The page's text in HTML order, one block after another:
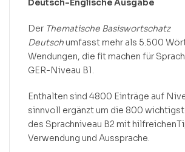
Deutsch-Englische Ausgabe
Der Thematische Basiswortschatz
Deutsch umfasst mehr als 5.500
Wendungen, die fit machen für
GER-Niveau B1.
Enthalten sind 4800 Einträge auf
sinnvoll ergänzt um die 800
des Sprachniveau B2 mit
Verwendung und Aussprache.